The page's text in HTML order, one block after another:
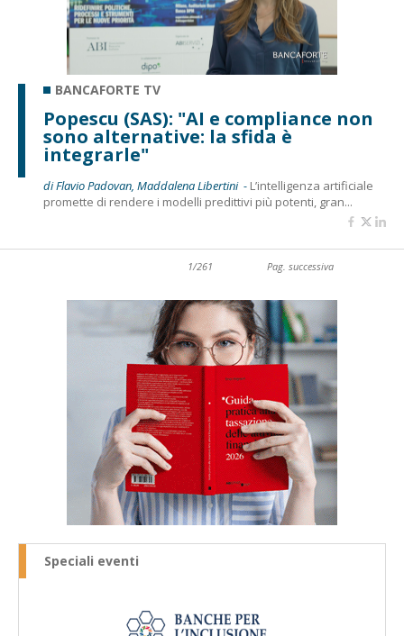
BANCAFORTE TV
Popescu (SAS): "AI e compliance non
sono alternative: la sfida è
integrarle"
di Flavio Padovan, Maddalena Libertini - L’intelligenza artificiale
promette di rendere i modelli predittivi più potenti, gran...
1/261 Pag. successiva
Speciali eventi